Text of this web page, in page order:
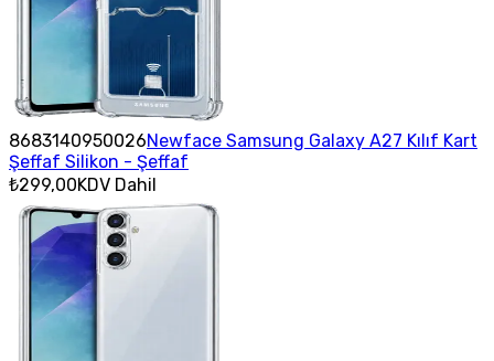
8683140950026Newface Samsung Galaxy A27 Kılıf Kart
Şeffaf Silikon - Şeffaf
₺299,00KDV Dahil